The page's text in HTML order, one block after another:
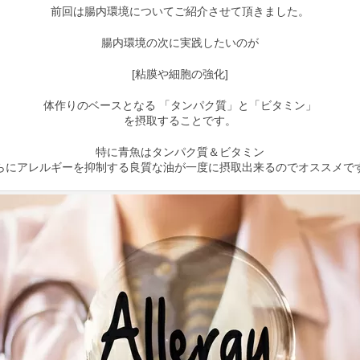
前回は腸内環境についてご紹介させて頂きました。
腸内環境の次に実践したいのが
[粘膜や細胞の強化]
体作りのベースとなる 「タンパク質」と「ビタミン」
を摂取することです。
特に青魚はタンパク質＆ビタミン
にアレルギーを抑制する良質な油が一度に摂取出来るのでオススメで